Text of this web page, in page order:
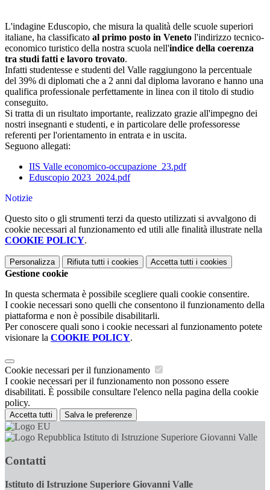
L'indagine Eduscopio, che misura la qualità delle scuole superiori
italiane, ha classificato al primo posto in Veneto l'indirizzo tecnico-
economico turistico della nostra scuola nell'indice della coerenza
tra studi fatti e lavoro trovato.
Infatti studentesse e studenti del Valle raggiungono la percentuale
del 39% di diplomati che a 2 anni dal diploma lavorano e hanno una
qualifica professionale perfettamente in linea con il titolo di studio
conseguito.
Si tratta di un risultato importante, realizzato grazie all'impegno dei
nostri insegnanti e studenti, e in particolare delle professoresse
referenti per l'orientamento in entrata e in uscita.
Seguono allegati:
IIS Valle economico-occupazione_23.pdf
Eduscopio 2023_2024.pdf
Notizie
Questo sito o gli strumenti terzi da questo utilizzati si avvalgono di
cookie necessari al funzionamento ed utili alle finalità illustrate nella
COOKIE POLICY.
Personalizza Rifiuta tutti i cookies Accetta tutti i cookies
Gestione cookie
In questa schermata è possibile scegliere quali cookie consentire.
I cookie necessari sono quelli che consentono il funzionamento della
piattaforma e non è possibile disabilitarli.
Per conoscere quali sono i cookie necessari al funzionamento potete
visionare la COOKIE POLICY.
Cookie necessari per il funzionamento
I cookie necessari per il funzionamento non possono essere
disabilitati. È possibile consultare l'elenco nella pagina della cookie
policy.
Accetta tutti Salva le preferenze
Istituto di Istruzione Superiore Giovanni Valle
Contatti
Istituto di Istruzione Superiore Giovanni Valle